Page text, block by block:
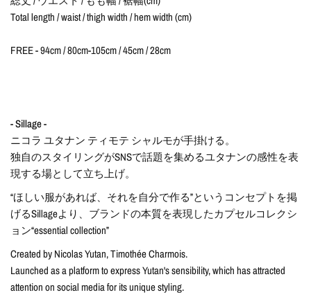
Total length / waist / thigh width / hem width (cm)
FREE - 94cm / 80cm-105cm / 45cm / 28cm
- Sillage -
ニコラ ユタナン ティモテ シャルモが手掛ける。
独自のスタイリングがSNSで話題を集めるユタナンの感性を表
現する場として立ち上げ。
“ほしい服があれば、それを自分で作る”というコンセプトを掲
げるSillageより、ブランドの本質を表現したカプセルコレクシ
ョン“essential collection”
Created by Nicolas Yutan, Timothée Charmois.
Launched as a platform to express Yutan's sensibility, which has attracted
attention on social media for its unique styling.